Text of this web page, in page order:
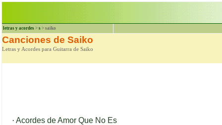
letras y acordes > s > saiko
Canciones de Saiko
Letras y Acordes para Guitarra de Saiko
· Acordes de Amor Que No Es